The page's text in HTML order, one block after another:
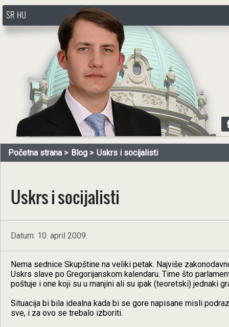
http://www.pasztorbalint.rs/sr
SR HU
Početna strana Blog Uskrs i socijalisti
Uskrs i socijalisti
Datum: 10. april 2009.
Nema sednice Skupštine na veliki petak. Najviše
Uskrs slave po Gregorijanskom kalendaru. Time što
poštuje i one koji su u manjini ali su ipak (teoretski) jednaki
Situacija bi bila idealna kada bi se gore napisane misli
sve, i za ovo se trebalo izboriti.